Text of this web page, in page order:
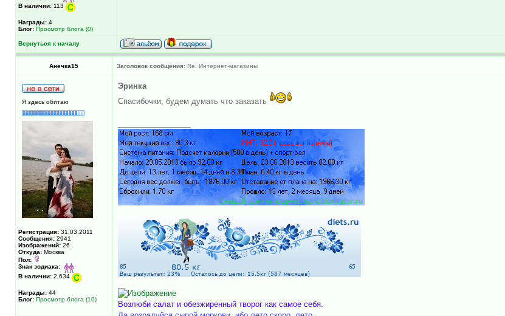
В наличии: 113
Награды: 4
Блог: Просмотр блога (0)
Вернуться к началу
Анечка15 Заголовок сообщения: Re: Интернет-магазины
Я здесь обитаю
Регистрация: 31.03.2011
Сообщения: 2941
Изображений: 26
Откуда: Москва
Пол:
Знак зодиака:
В наличии: 2,634
Награды: 44
Блог: Просмотр блога (10)
Эринка
Спасибочки, будем думать что заказать
Возлюби салат и обезжиренный творог как самое себя.